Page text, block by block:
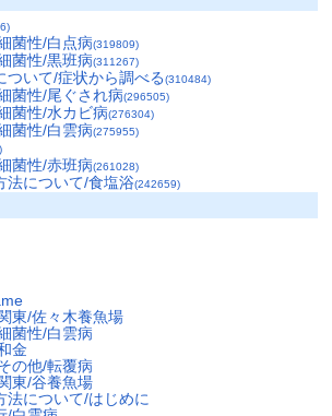
菌性/白点病(319809)
菌性/黒班病(311267)
ついて/症状から調べる(310484)
菌性/尾ぐされ病(296505)
菌性/水カビ病(276304)
菌性/白雲病(275955)
菌性/赤班病(261028)
法について/食塩浴(242659)
東/佐々木養魚場
菌性/白雲病
金
の他/転覆病
東/谷養魚場
法について/はじめに